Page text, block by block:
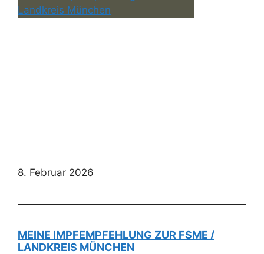
8. Februar 2026
MEINE IMPFEMPFEHLUNG ZUR FSME /
LANDKREIS MÜNCHEN